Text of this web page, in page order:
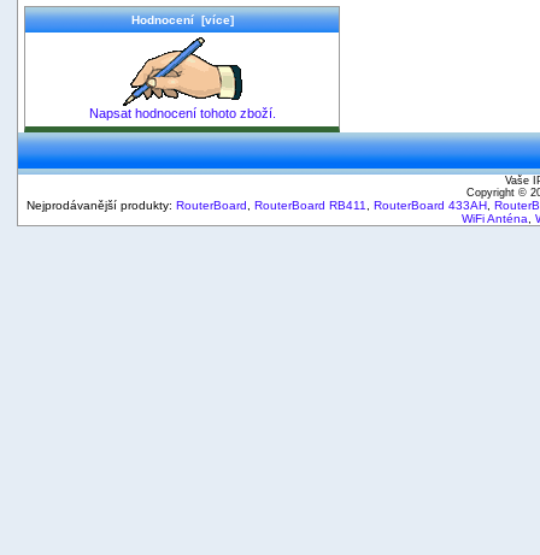
Hodnocení [více]
Napsat hodnocení tohoto zboží.
Vaše
Copyright ©
Nejprodávanější produkty: RouterBoard RouterBoard RB411 RouterBoard 433AH
WiFi Anténa